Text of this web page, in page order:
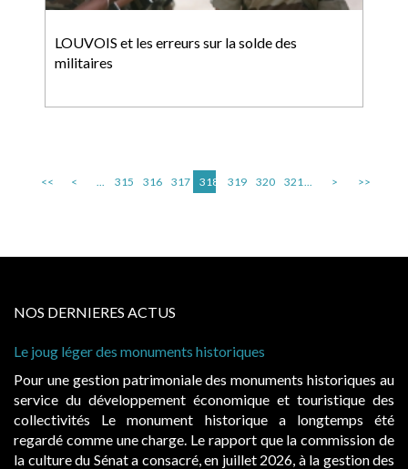
LOUVOIS et les erreurs sur la solde des
militaires
<< < ... 315 316 317 318 319 320 321... > >>
NOS DERNIERES ACTUS
historiques
des monuments historiques au
et touristique des
historique a longtemps été
rapport que la commission de
en juillet 2026, à la gestion des
Cabines de plage : le juge
Evocatrices des bains de
également un beau sujet
public, elles donnent lieu au
d’occupation. Saisies par des